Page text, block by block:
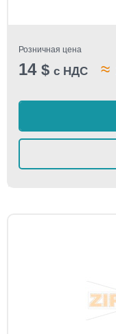
Розничная цена
14 $ с НДС ≈